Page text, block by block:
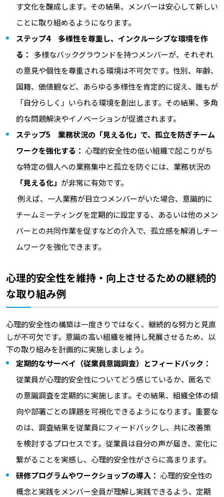
す文化を醸成します。その結果、メンバーは安心して新しい
ことに取り組めるようになります。
ステップ4 多様性を尊重し、インクルーシブな環境を作
る：
多様なバックグラウンドを持つメンバーが、それぞれ
の意見や個性を尊重される環境は不可欠です。性別、年齢、
国籍、価値観など、あらゆる多様性を肯定的に捉え、誰もが
「自分らしく」いられる環境を創出します。その結果、多角
的な問題解決やイノベーションが促進されます。
ステップ5 業務状況の「見える化」で、孤立を防ぎチーム
ワークを強化する： 心理的安全性の低い組織で起こりがち
な特定の個人への業務集中と孤立を防ぐには、業務状況の
「見える化」 が非常に有効です。
例えば、一人業務が目立つメンバーがいた場合、意識的に
チームミーティングを定期的に設定する、あるいは他のメン
バーとの共同作業を促すなどの介入で、孤立感を解消しチー
ムワークを強化できます。
心理的安全性を維持・向上させるための継続的
な取り組み例
心理的安全性の構築は一度きりではなく、継続的な努力と見直
しが不可欠です。意識の高い組織を維持し発展させるため、以
下の取り組みを計画的に実施しましょう。
定期的なサーベイ（従業員意識調査）とフィードバック：
従業員が心理的安全性についてどう感じているか、匿名で
の意識調査を定期的に実施します。その結果、組織全体の傾
向や部署ごとの課題を可視化できるようになります。重要な
のは、調査結果を従業員にフィードバックし、共に改善策
を検討するプロセスです。従業員は自分の声が届き、変化に
繋がることを実感し、心理的安全性がさらに高まります。
研修プログラムやワークショップの導入： 心理的安全性の
概念と実践をメンバー全員が理解し実践できるよう、定期